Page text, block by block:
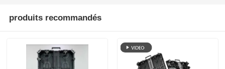
produits recommandés